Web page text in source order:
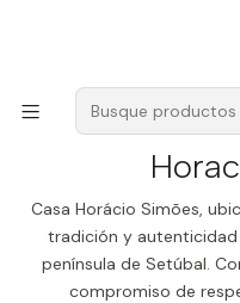
para
Productores
Casa Horácio Simões,
tradición y
península de Setúbal.
compromiso de